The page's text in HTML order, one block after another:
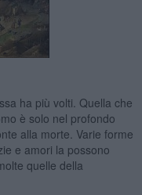
ha più volti. Quella che
è solo nel profondo
alla morte. Varie forme
e amori la possono
quelle della